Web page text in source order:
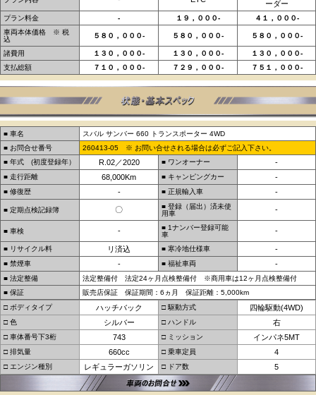
ーダー
プラン料金 - １９，０００-
４１，０００-
車両本体価格 ※ 税
込
５８０，０００‐ ５８０，０００‐ ５８０，０００‐
諸費用 １３０，０００‐ １３０，０００‐
１３０，０００‐
支払総額
７１０，０００‐ ７２９，０００- ７５１，０００-
■ 車名
スバル サンバー 660 トランスポーター 4WD
■ お問合せ番号
260413-05 ※ お問い合せされる場合は必ずご記入下さい。
■ 年式 (初度登録年）
R.02／2020 ■ ワンオーナー -
■ 走行距離 68,000Km ■ キャンピングカー -
■ 修復歴 - ■ 正規輸入車 -
■ 定期点検記録簿 〇
■ 登録（届出）済未使
用車
-
■ 車検 -
■ 1ナンバー登録可能
車
-
■ リサイクル料 リ済込 ■ 寒冷地仕様車 -
■ 禁煙車 - ■ 福祉車両 -
■ 法定整備
法定整備付 法定24ヶ月点検整備付 ※商用車は12ヶ月点検整備付
■ 保証
販売店保証 保証期間：6ヵ月 保証距離：5,000km
□ ボディタイプ
ハッチバック □ 駆動方式 四輪駆動(4WD)
□ 色 シルバー □ ハンドル 右
□ 車体番号下3桁 743 □ ミッション インパネ5MT
□ 排気量 660cc □ 乗車定員 4
□ エンジン種別 レギュラーガソリン □ ドア数 5